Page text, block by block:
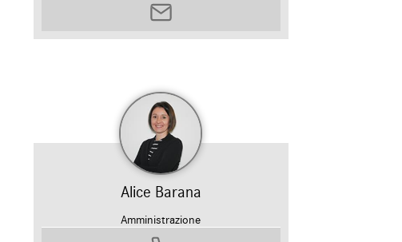
cristian.campagnari@autosilver.it
Alice Barana
Amministrazione